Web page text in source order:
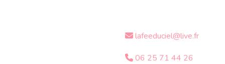
lafeeduciel@live.fr
06 25 71 44 26